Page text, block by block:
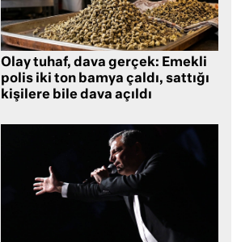
Olay tuhaf, dava gerçek: Emekli
polis iki ton bamya çaldı, sattığı
kişilere bile dava açıldı